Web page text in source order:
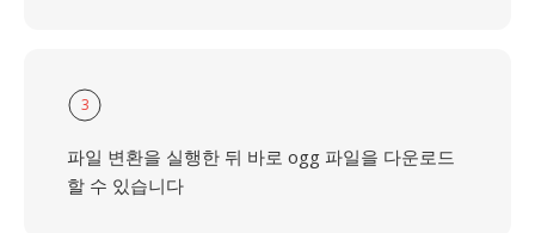
3
파일 변환을 실행한 뒤 바로 ogg 파일을 다운로드
할 수 있습니다